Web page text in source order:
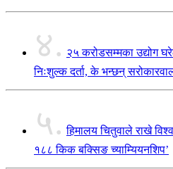
४. २५ करोडसम्मका उद्योग
निःशुल्क दर्ता, के भन्छन्
५. हिमालय चितुवाले राखे
१८८ किक बक्सिङ च्याम्यियनशिप’